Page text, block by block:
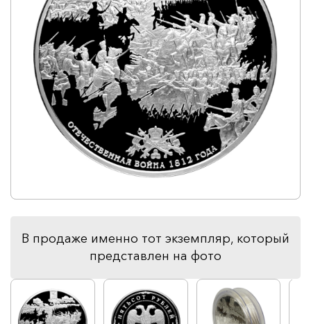
В продаже именно тот экземпляр, который
представлен на фото